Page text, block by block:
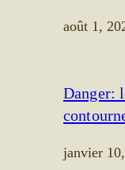
août 1,
Danger:
janvier